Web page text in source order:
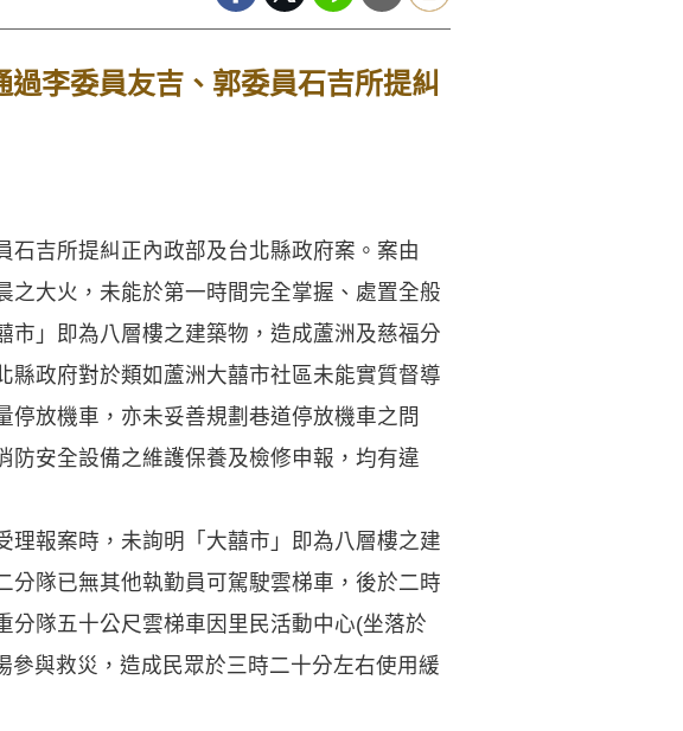
李委員友吉、郭委員石吉所提糾
吉所提糾正內政部及台北縣政府案。案由
大火，未能於第一時間完全掌握、處置全般
」即為八層樓之建築物，造成蘆洲及慈福分
縣政府對於類如蘆洲大囍市社區未能實質督導
放機車，亦未妥善規劃巷道停放機車之問
安全設備之維護保養及檢修申報，均有違
報案時，未詢明「大囍市」即為八層樓之建
隊已無其他執勤員可駕駛雲梯車，後於二時
隊五十公尺雲梯車因里民活動中心(坐落於
與救災，造成民眾於三時二十分左右使用緩